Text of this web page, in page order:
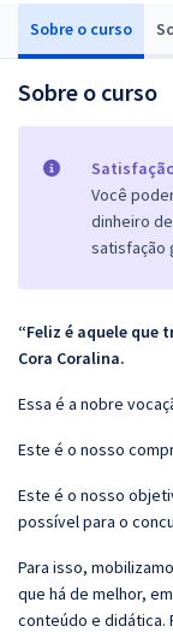
Sobre o curso
Sobre o curso
Você
dinheiro
satisfação
“Feliz é aquele que
Cora Coralina.
Essa é a nobre
Este é o nosso
Este é o nosso
possível para o
Para isso,
que há de melhor,
conteúdo e didática.